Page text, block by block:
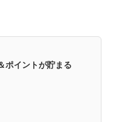
ポイントが貯まる